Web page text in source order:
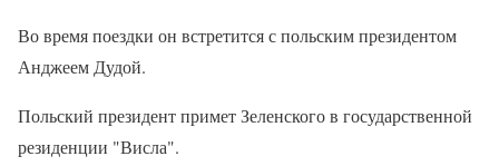
Во время поездки он встретится с польским президентом
Анджеем Дудой.
Польский президент примет Зеленского в государственной
резиденции "Висла".